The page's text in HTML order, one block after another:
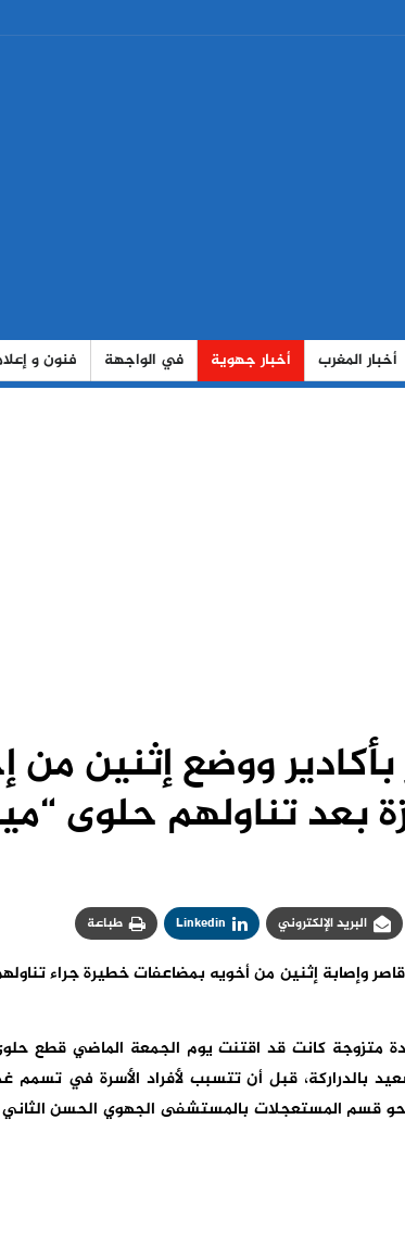
أخبار المغرب أخبار جهوية في الواجهة فنون و
ووضع إثنين
بعد تناولهم حلوى
البريد الإلكتروني Linkedin طباعة
وإصابة إثنين من أخويه بمضاعفات خطيرة جراء
متزوجة كانت قد اقتنت يوم الجمعة الماضي قطع
بالدراركة، قبل أن تتسبب لأفراد الأسرة في تسمم
قسم المستعجلات بالمستشفى الجهوي الحسن الثاني